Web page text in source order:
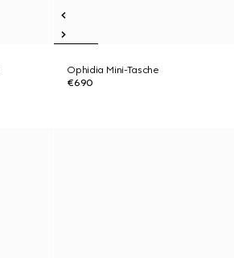
Ophidia Mini-Tasche
€690